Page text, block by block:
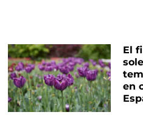
El
en